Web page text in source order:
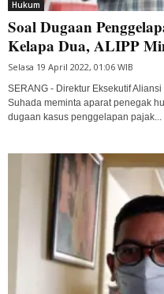
Hukum
Soal Dugaan
Kelapa Dua, ALIPP
Selasa 19 April 2022, 01:06 WIB
SERANG - Direktur Eksekutif
Suhada meminta aparat penegak
dugaan kasus penggelapan pajak...